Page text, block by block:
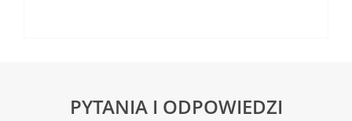
PYTANIA I ODPOWIEDZI